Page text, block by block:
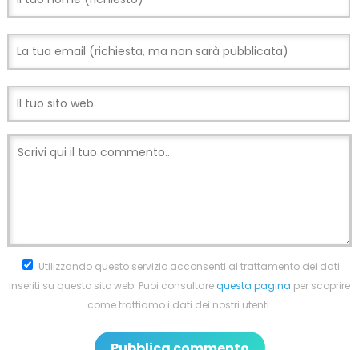
Utilizzando questo servizio acconsenti al trattamento dei dati
inseriti su questo sito web. Puoi consultarequesta pagina per scoprire
come trattiamo i dati dei nostri utenti.